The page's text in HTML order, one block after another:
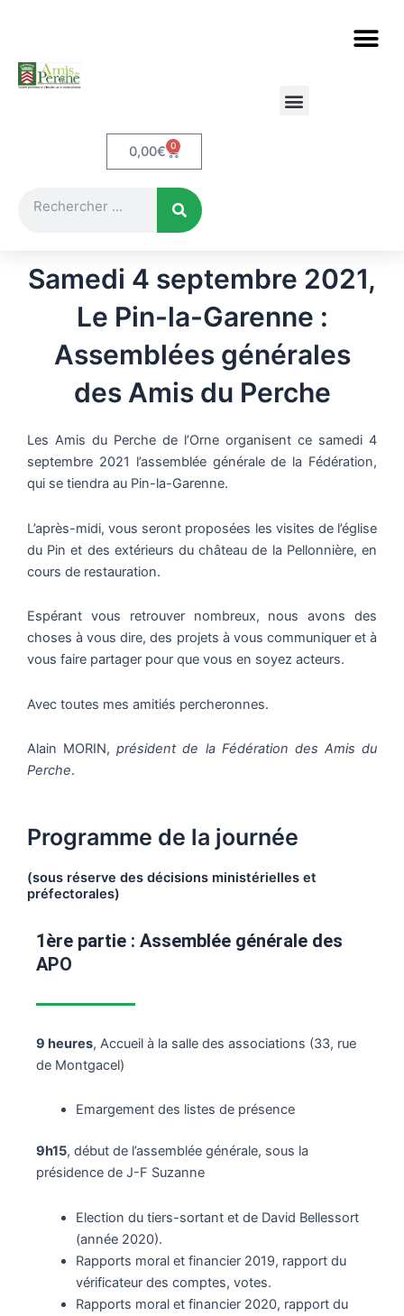
0,00€ 0 Panier
Samedi 4 septembre 2021,
Le Pin-la-Garenne :
Assemblées générales
des Amis du Perche
Les Amis du Perche de l’Orne organisent ce samedi 4
septembre 2021 l’assemblée générale de la Fédération,
qui se tiendra au Pin-la-Garenne.
L’après-midi, vous seront proposées les visites de l’église
du Pin et des extérieurs du château de la Pellonnière, en
cours de restauration.
Espérant vous retrouver nombreux, nous avons des
choses à vous dire, des projets à vous communiquer et à
vous faire partager pour que vous en soyez acteurs.
Avec toutes mes amitiés percheronnes.
Alain MORIN,président de la Fédération des Amis du
Perche.
Programme de la journée
(sous réserve des décisions ministérielles et
préfectorales)
1ère partie : Assemblée générale des
APO
9 heures, Accueil à la salle des associations (33, rue
de Montgacel)
Emargement des listes de présence
9h15, début de l’assemblée générale, sous la
présidence de J-F Suzanne
Election du tiers-sortant et de David Bellessort
(année 2020).
Rapports moral et financier 2019, rapport du
vérificateur des comptes, votes.
Rapports moral et financier 2020, rapport du